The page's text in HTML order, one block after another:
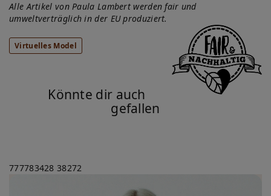
Alle Artikel von Paula Lambert werden fair und
umweltverträglich in der EU produziert.
Virtuelles Model
Könnte dir auch
gefallen
777783428 38272